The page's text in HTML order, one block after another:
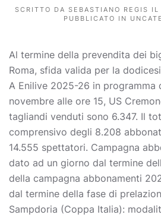
SCRITTO DA SEBASTIANO REGIS IL
PUBBLICATO IN
Al termine della prevendita dei
Roma, sfida valida per la
A Enilive 2025-26 in programma
novembre alle ore 15, US
tagliandi venduti sono 6.347. Il
comprensivo degli 8.208
14.555 spettatori. Campagna
dato ad un giorno dal termine
della campagna abbonamenti
dal termine della fase di
Sampdoria (Coppa Italia):